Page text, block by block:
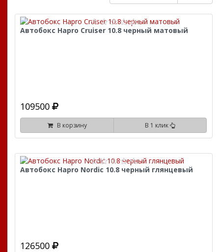
Автобокс Hapro Cruiser 10.8 черный матовый
109500
В корзину В 1 клик
Автобокс Hapro Nordic 10.8 черный глянцевый
126500